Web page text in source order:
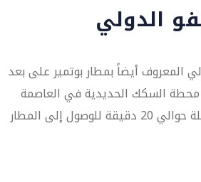
الدولي
المعروف أيضاً بمطار بوتمير على بعد
محطة السكك الحديدية في العاصمة
سراييفو. وتستغرق الرحلة حوالي 20 دقيقة للوصول إلى المطار